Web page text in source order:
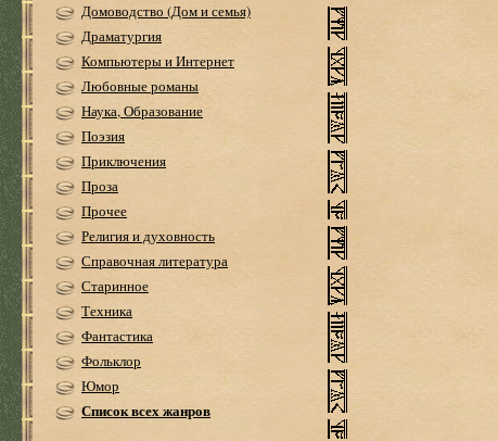
Домоводство (Дом и семья)
Драматургия
Компьютеры и Интернет
Любовные романы
Наука, Образование
Поэзия
Приключения
Проза
Прочее
Религия и духовность
Справочная литература
Старинное
Техника
Фантастика
Фольклор
Юмор
Список всех жанров